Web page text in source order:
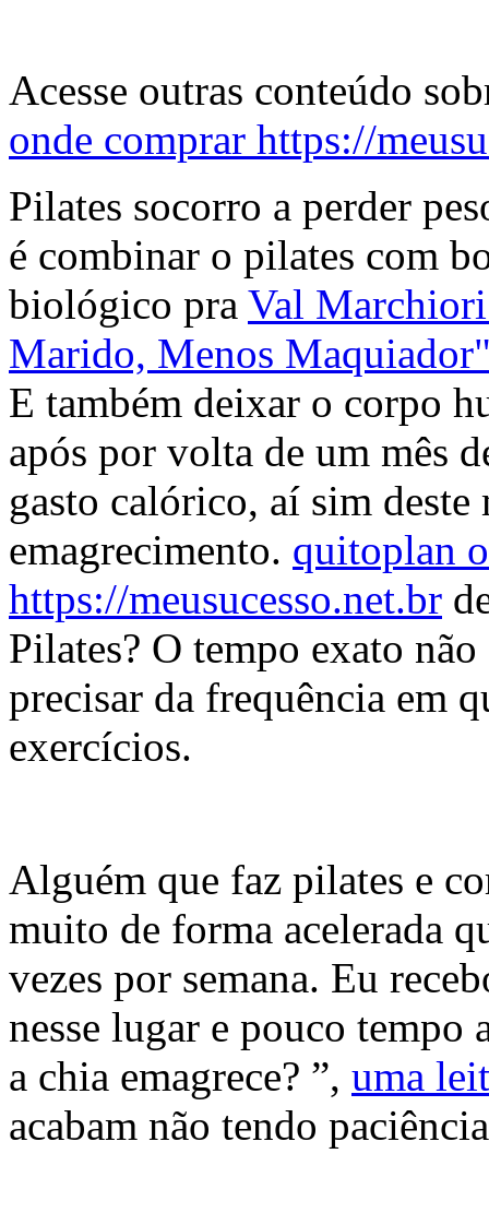
Acesse outras conteúdo
onde comprar https://
Pilates socorro a perder
é combinar o pilates com
biológico pra Val
Marido, Menos
E também deixar o corpo
após por volta de um mês
gasto calórico, aí sim
emagrecimento. quitoplan
https://meusucesso.net.br
Pilates? O tempo exato
precisar da frequência em
exercícios.
Alguém que faz pilates e
muito de forma acelerada
vezes por semana. Eu
nesse lugar e pouco tempo
a chia emagrece? ”, uma
acabam não tendo